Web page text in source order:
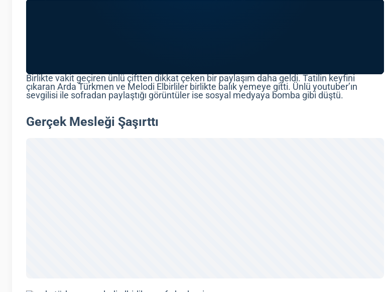
Birlikte vakit geçiren ünlü çiftten dikkat çeken bir paylaşım daha geldi. Tatilin keyfini
çıkaran Arda Türkmen ve Melodi Elbirliler birlikte balık yemeye gitti. Ünlü youtuber’ın
sevgilisi ile sofradan paylaştığı görüntüler ise sosyal medyaya bomba gibi düştü.
Gerçek Mesleği Şaşırttı